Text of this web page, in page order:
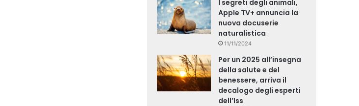
I segreti degli animali,
Apple TV+ annuncia la
nuova docuserie
naturalistica
11/11/2024
Per un 2025 all’insegna
della salute e del
benessere, arriva il
decalogo degli esperti
dell’Iss